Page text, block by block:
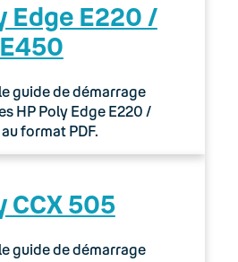
Edge E220 /
guide de démarrage
HP Poly Edge E220 /
format PDF.
CCX 505
guide de démarrage